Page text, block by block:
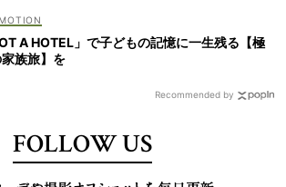
A HOTEL」で子どもの記憶に一生残る【極
家族旅】を
Recommended by
FOLLOW US